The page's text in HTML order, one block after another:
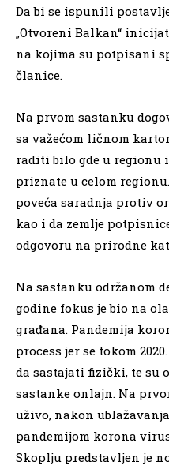
Da bi se ispunili
„Otvoreni Balkan“
na kojima su potpisani
članice.
Na prvom sastanku
sa važećom ličnom
raditi bilo gde u regionu
priznate u celom
poveća saradnja protiv
kao i da zemlje
odgovoru na prirodne
Na sastanku održanom
godine fokus je bio na
građana. Pandemija
process jer se tokom
da sastajati fizički, te su
sastanke onlajn. Na
uživo, nakon
pandemijom korona
Skoplju predstavljen je